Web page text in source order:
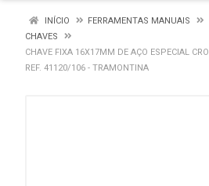
INÍCIO
FERRAMENTAS MANUAIS
CHAVES
CHAVE FIXA 16X17MM DE AÇO ESPECIAL
REF. 41120/106 - TRAMONTINA